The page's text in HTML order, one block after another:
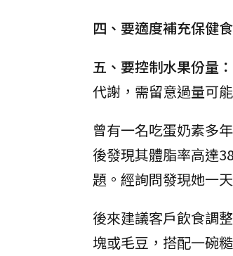
四、要適度補充保健食
五、要控制水果份量：
代謝，需留意過量可
曾有一名吃蛋奶素多
後發現其體脂率高達
題。經詢問發現她一
後來建議客戶飲食調
塊或毛豆，搭配一碗